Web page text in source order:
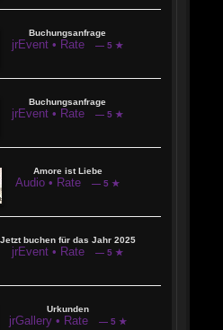
Buchungsanfrage
jrEvent • Rate — 5 ★
Buchungsanfrage
jrEvent • Rate — 5 ★
Amore ist Liebe
Audio • Rate — 5 ★
Jetzt buchen für das Jahr 2025
jrEvent • Rate — 5 ★
Urkunden
jrGallery • Rate — 5 ★